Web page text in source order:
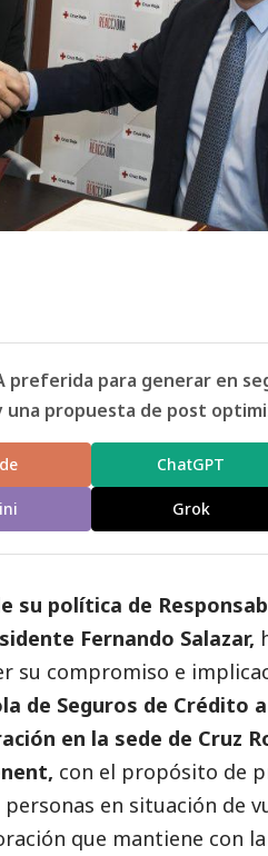
preferida para generar en
una propuesta de post
ChatGPT
Grok
su política de
Fernando Salazar,
su compromiso e
de Seguros de Crédito
en la sede de Cruz
con el propósito de
en situación de
que mantiene con